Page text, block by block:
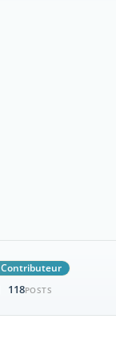
Contributeur
118POSTS